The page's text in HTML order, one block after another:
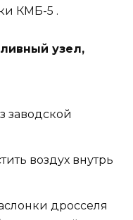
КМБ-5 .
узел,
заводской
воздух внутрь
дросселя